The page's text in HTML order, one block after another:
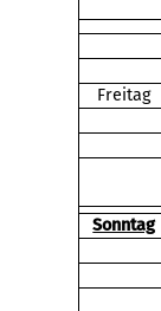
Freitag
Sonntag